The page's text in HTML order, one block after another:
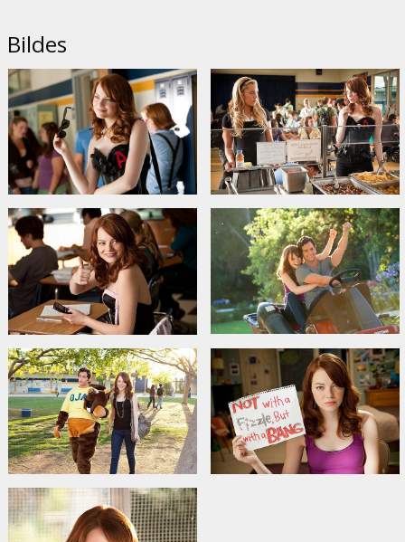
Izplatītājs: Forum Cinemas, SIA
Režisors: Will Gluck
Lomās: Emma Stone,Penn Badgley,Amanda Bynes,Dan Byrd,
Thomas Haden Church,Patricia Clarkson,Cam Gigandet,Lisa
Kudrow,Malcolm McDowell,Alyson Michalka
Bildes